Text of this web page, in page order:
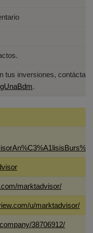
tus inversiones,
.
marktadvisor/
u/marktadvisor/
38706912/